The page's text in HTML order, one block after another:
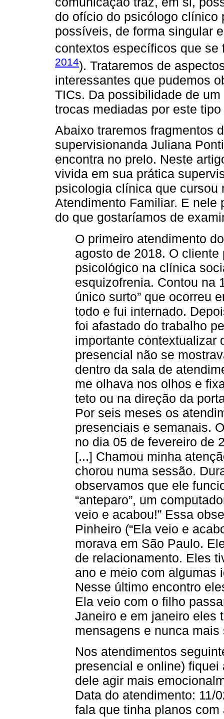
do ofício do psicólogo clínico
possíveis, de forma singular
contextos específicos que se
2014). Trataremos de
interessantes que pudemos
TICs. Da possibilidade de
trocas mediadas por este
Abaixo traremos fragmentos
supervisionanda Juliana
encontra no prelo. Neste
vivida em sua prática
psicologia clínica que cursou
Atendimento Familiar. E nele
do que gostaríamos de
O primeiro atendimento
agosto de 2018. O
psicológico na clínica
esquizofrenia. Contou na
único surto” que ocorreu
todo e fui internado.
foi afastado do trabalho
importante contextualizar
presencial não se
dentro da sala de
me olhava nos olhos e
teto ou na direção da
Por seis meses os
presenciais e semanais.
no dia 05 de fevereiro de
[...] Chamou minha
chorou numa sessão.
observamos que ele
“anteparo”, um
veio e acabou!” Essa
Pinheiro (“Ela veio e
morava em São Paulo.
de relacionamento. Eles
ano e meio com algumas
Nesse último encontro
Ela veio com o filho
Janeiro e em janeiro eles
mensagens e nunca mais
Nos atendimentos
presencial e online)
dele agir mais
Data do atendimento: 11/
fala que tinha planos